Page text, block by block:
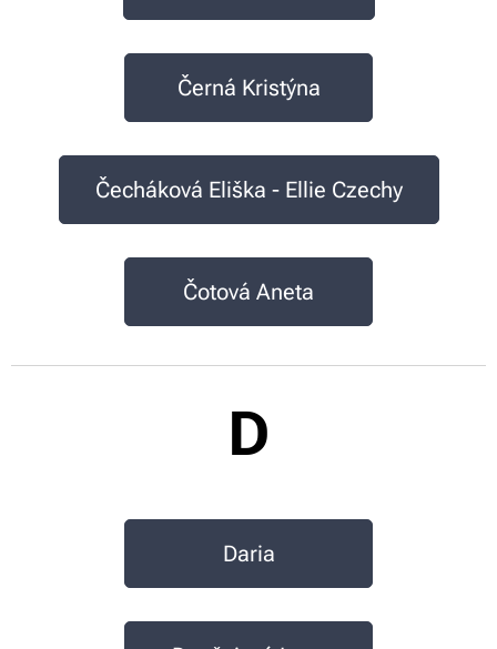
Černá Kristýna
Čecháková Eliška - Ellie Czechy
Čotová Aneta
D
Daria